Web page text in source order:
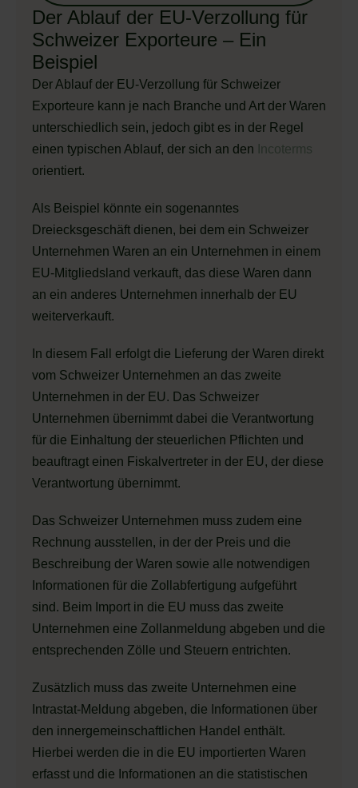
Der Ablauf der EU-Verzollung für
Schweizer Exporteure – Ein
Beispiel
Der Ablauf der EU-Verzollung für Schweizer
Exporteure kann je nach Branche und Art der Waren
unterschiedlich sein, jedoch gibt es in der Regel
einen typischen Ablauf, der sich an den Incoterms
orientiert.
Als Beispiel könnte ein sogenanntes
Dreiecksgeschäft dienen, bei dem ein Schweizer
Unternehmen Waren an ein Unternehmen in einem
EU-Mitgliedsland verkauft, das diese Waren dann
an ein anderes Unternehmen innerhalb der EU
weiterverkauft.
In diesem Fall erfolgt die Lieferung der Waren direkt
vom Schweizer Unternehmen an das zweite
Unternehmen in der EU. Das Schweizer
Unternehmen übernimmt dabei die Verantwortung
für die Einhaltung der steuerlichen Pflichten und
beauftragt einen Fiskalvertreter in der EU, der diese
Verantwortung übernimmt.
Das Schweizer Unternehmen muss zudem eine
Rechnung ausstellen, in der der Preis und die
Beschreibung der Waren sowie alle notwendigen
Informationen für die Zollabfertigung aufgeführt
sind. Beim Import in die EU muss das zweite
Unternehmen eine Zollanmeldung abgeben und die
entsprechenden Zölle und Steuern entrichten.
Zusätzlich muss das zweite Unternehmen eine
Intrastat-Meldung abgeben, die Informationen über
den innergemeinschaftlichen Handel enthält.
Hierbei werden die in die EU importierten Waren
erfasst und die Informationen an die statistischen